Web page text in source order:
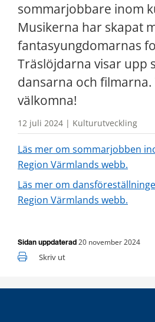
sommarjobbare inom
Musikerna har skapat
fantasyungdomarnas
Träslöjdarna visar upp
dansarna och
välkomna!
12 juli 2024 | Kulturutveckling
Läs mer om sommarjobben
Region Värmlands webb.
Läs mer om
Region Värmlands webb.
Sidan uppdaterad 20 november 2024
Skriv ut